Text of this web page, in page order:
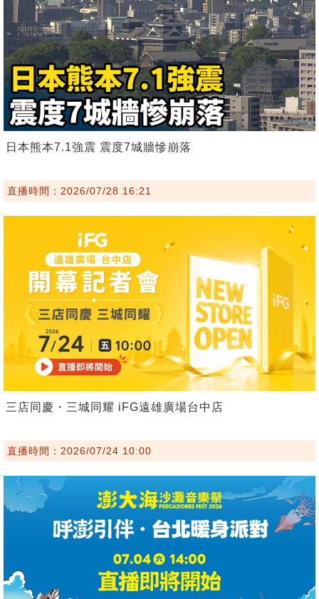
日本熊本7.1強震 震度7城牆慘崩落
直播時間：2026/07/28 16:21
三店同慶・三城同耀 iFG遠雄廣場台中店
直播時間：2026/07/24 10:00